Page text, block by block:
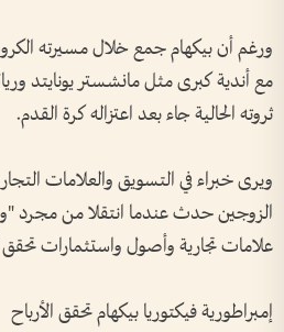
ورغم أن بيكهام جمع خلال مسيرته
مع أندية كبرى مثل مانشستر يونايتد
ثروته الحالية جاء بعد اعتزاله كرة القدم.
ويرى خبراء في التسويق والعلامات
الزوجين حدث عندما انتقلا من مجرد
علامات تجارية وأصول واستثمارات تحقق
إمبراطورية فيكتوريا بيكهام تحقق الأرباح